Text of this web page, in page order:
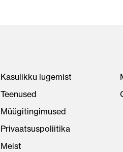
Kasulikku lugemist
Teenused
Müügitingimused
Privaatsuspoliitika
Meist